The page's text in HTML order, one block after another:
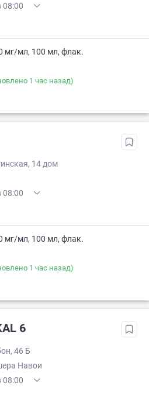
08:00
мг/мл, 100 мл, флак.
1 час назад)
14 дом
08:00
мг/мл, 100 мл, флак.
1 час назад)
6
46 Б
Навои
08:00